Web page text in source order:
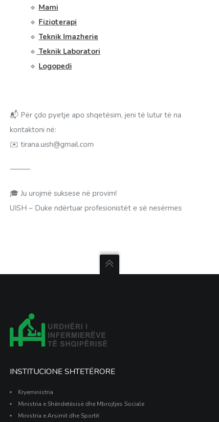
🔹 Mami
🔹 Fizioterapi
🔹 Teknik Imazherie
🔹 Teknik Laboratori
🔹 Logopedi
📬 Për çdo pyetje apo shqetësim, jeni të lutur të na
kontaktoni në:
✉️ tirana.uish@gmail.com
⸻
🎓 Ju urojmë suksese në provim!
UISH – Duke ndërtuar profesionistët e së nesërmes
INSTITUCIONE SHTETËRORE
Kryeministria
Ministria e Shëndetësisë dhe Mbrojtjes Sociale
Ministria e Arsimit dhe Sportit